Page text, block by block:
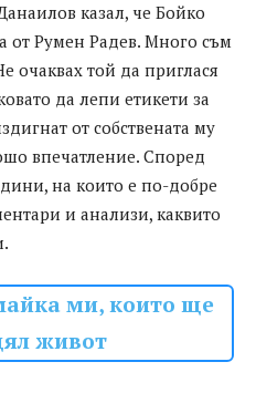
казал, че Бойко
от Румен Радев. Много съм
очаквах той да приглася
да лепи етикети за
от собствената му
впечатление. Според
на които е по-добре
и анализи, каквито
ми, които ще
живот